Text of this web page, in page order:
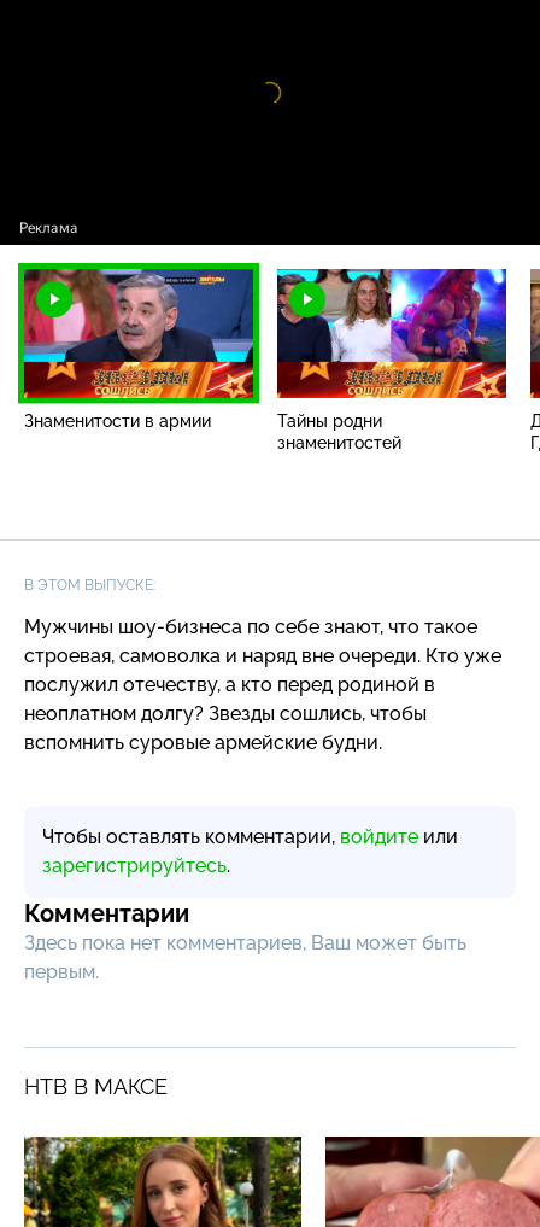
Видео
Знаменитости в армии
Тайны родни
знаменитостей
В ЭТОМ ВЫПУСКЕ:
Мужчины шоу-бизнеса по себе знают, что такое
строевая, самоволка и наряд вне очереди. Кто уже
послужил отечеству, а кто перед родиной в
неоплатном долгу? Звезды сошлись, чтобы
вспомнить суровые армейские будни.
Чтобы оставлять комментарии, войдите или
зарегистрируйтесь.
Комментарии
Здесь пока нет комментариев, Ваш может быть
первым.
НТВ В МАКСЕ